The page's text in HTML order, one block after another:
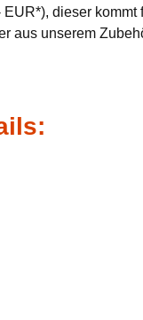
dieser kommt
aus unserem